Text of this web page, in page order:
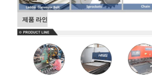
제품 라인